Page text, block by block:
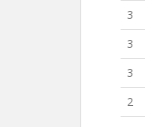
3
3
3
2